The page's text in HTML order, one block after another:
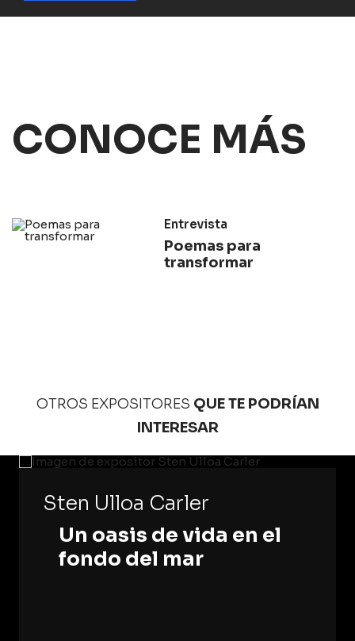
CONOCE MÁS
Entrevista
Poemas para
transformar
OTROS EXPOSITORES QUE TE PODRÍAN
INTERESAR
Sten Ulloa Carler
Un oasis de vida en el
fondo del mar